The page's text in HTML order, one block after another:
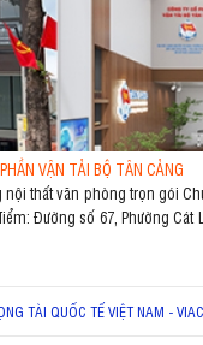
VẬN TẢI BỘ TÂN CẢNG
thất văn phòng trọn gói
Đường số 67, Phường Cát
TÀI QUỐC TẾ VIỆT NAM - VIAC